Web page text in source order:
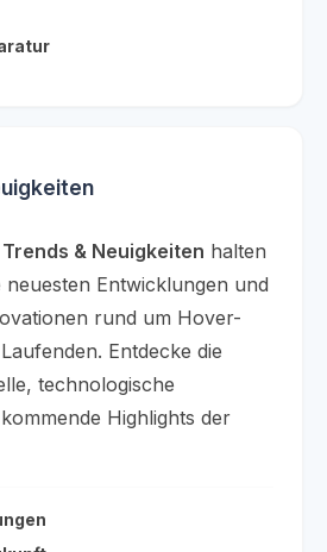
Trends & Neuigkeiten halten
Entwicklungen und
rund um Hover-
Entdecke die
technologische
Highlights der